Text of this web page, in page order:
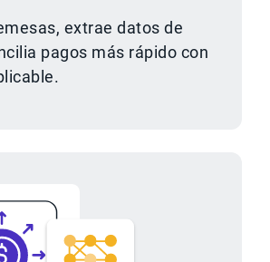
extrae datos de
pagos más rápido con